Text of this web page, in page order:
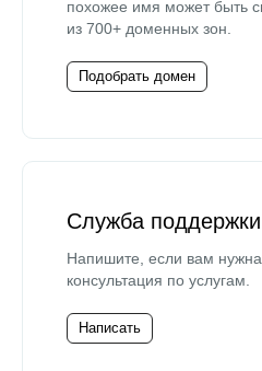
похожее имя может быть
из 700+ доменных зон.
Подобрать домен
Служба поддержки
Напишите, если вам
консультация по услугам.
Написать